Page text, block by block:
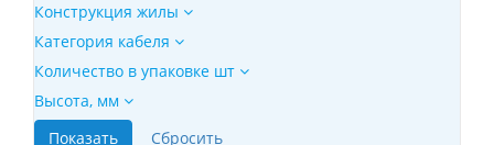
Конструкция жилы
Категория кабеля
Количество в упаковке шт
Высота, мм